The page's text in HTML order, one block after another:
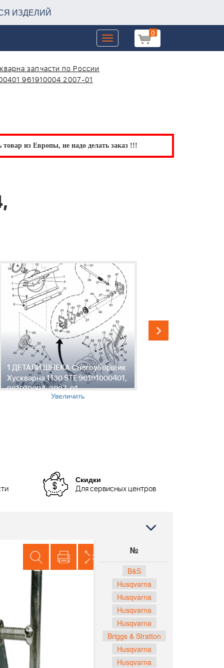
ИЗДЕЛИЙ
0
Toggle
navigation
запчасти по России
961910004 2007-01
из Европы, не надо делать заказ !!!
1 ДЕТАЛИ ШНЕКА Снегоуборщик
Хускварна 1130 STE 96191000401,
961910004, 2007-01
Увеличить
Скидки
Для сервисных центров
№
B&S
Husqvarna
Husqvarna
Husqvarna
Husqvarna
Briggs & Stratton
Husqvarna
Husqvarna